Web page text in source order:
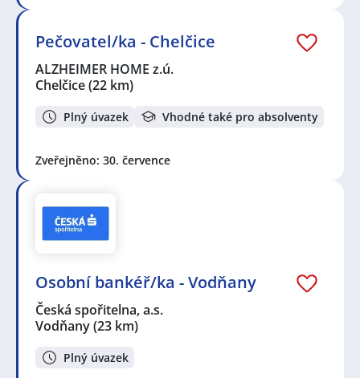
Pečovatel/ka - Chelčice
ALZHEIMER HOME z.ú.
Chelčice(22 km)
Plný úvazek Vhodné také pro absolventy
Zveřejněno: 30. července
Osobní bankéř/ka - Vodňany
Česká spořitelna, a.s.
Vodňany(23 km)
Plný úvazek